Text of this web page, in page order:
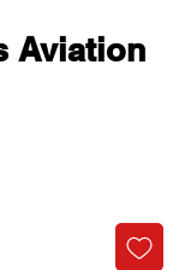
Aviation